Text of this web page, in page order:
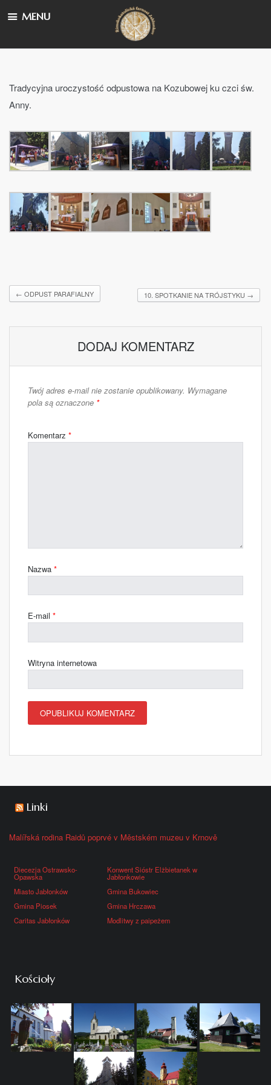
Tradycyjna uroczystość odpustowa na Kozubowej ku czci św.
Anny.
← ODPUST PARAFIALNY 10. SPOTKANIE NA TRÓJSTYKU →
DODAJ KOMENTARZ
Twój adres e-mail nie zostanie opublikowany. Wymagane
pola są oznaczone *
Komentarz *
Nazwa *
E-mail *
Witryna internetowa
Linki
Malířská rodina Raidů poprvé v Městském muzeu v Krnově
Diecezja Ostrawsko-
Opawska
Konwent Sióstr Elżbietanek w
Jabłonkowie
Miasto Jabłonków
Gmina Bukowiec
Gmina Piosek
Gmina Hrczawa
Caritas Jabłonków
Modlitwy z paipeżem
Kościoły
MENU